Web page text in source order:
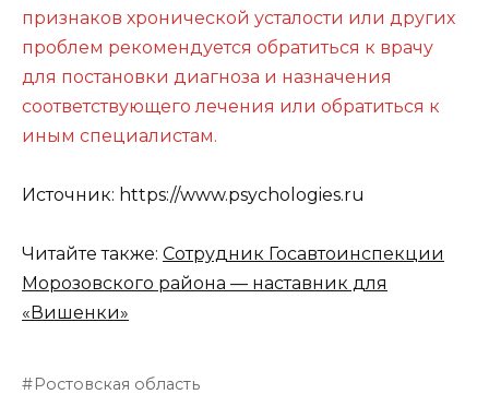
признаков хронической усталости или других
проблем рекомендуется обратиться к врачу
для постановки диагноза и назначения
соответствующего лечения или обратиться к
иным специалистам.
Источник: https://www.psychologies.ru
Читайте также: Сотрудник Госавтоинспекции
Морозовского района — наставник для
«Вишенки»
Ростовская область